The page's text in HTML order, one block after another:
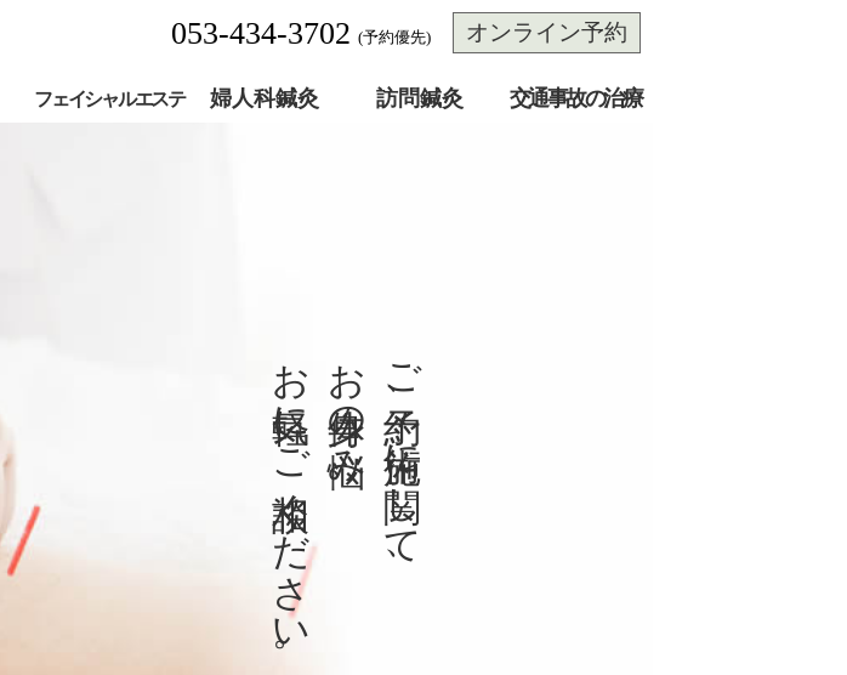
オンライン予約
(予約優先)
053-434-3702
フェイシャルエステ 婦人科鍼灸 訪問鍼灸 交通事故の治療
ご予約、施術に関して、
お身体の悩み、
お気軽にご相談ください。 ご予約、施術に関して、
お身体の悩み、
お気軽にご相談ください。